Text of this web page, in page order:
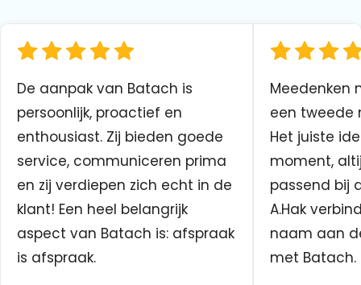
De aanpak van Batach is
persoonlijk, proactief en
enthousiast. Zij bieden goede
service, communiceren prima
en zij verdiepen zich echt in de
klant! Een heel belangrijk
aspect van Batach is: afspraak
is afspraak.
Meedenken
een tweede
Het juiste
moment,
passend bij
A.Hak
naam aan
met Batach.